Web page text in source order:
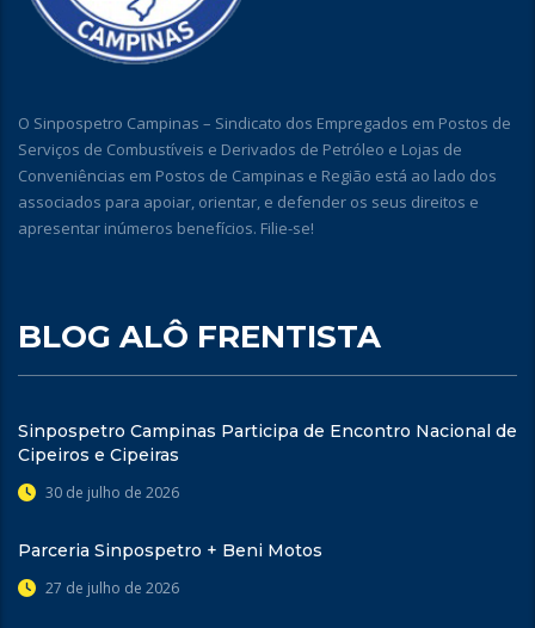
O Sinpospetro Campinas – Sindicato dos Empregados em Postos de
Serviços de Combustíveis e Derivados de Petróleo e Lojas de
Conveniências em Postos de Campinas e Região está ao lado dos
associados para apoiar, orientar, e defender os seus direitos e
apresentar inúmeros benefícios. Filie-se!
BLOG ALÔ FRENTISTA
Sinpospetro Campinas Participa de Encontro Nacional de
Cipeiros e Cipeiras
30 de julho de 2026
Parceria Sinpospetro + Beni Motos
27 de julho de 2026